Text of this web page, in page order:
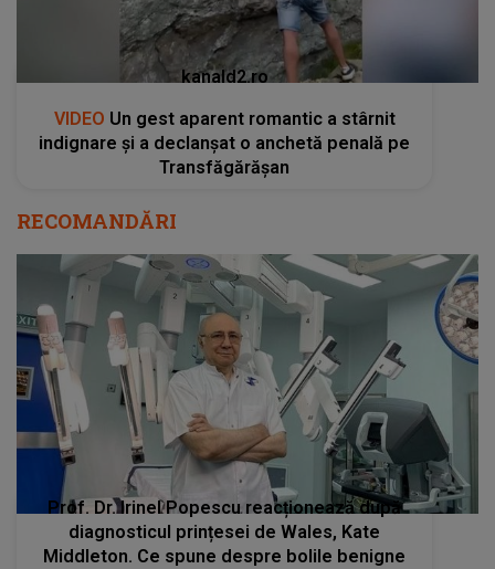
kanald2.ro
VIDEO Un gest aparent romantic a stârnit
indignare și a declanșat o anchetă penală pe
Transfăgărășan
RECOMANDĂRI
Prof. Dr. Irinel Popescu reacționează după
diagnosticul prințesei de Wales, Kate
Middleton. Ce spune despre bolile benigne